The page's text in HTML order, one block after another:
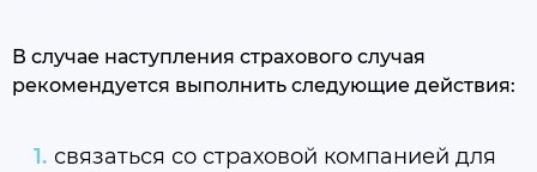
В случае наступления страхового случая
рекомендуется выполнить следующие действия:
связаться со страховой компанией для